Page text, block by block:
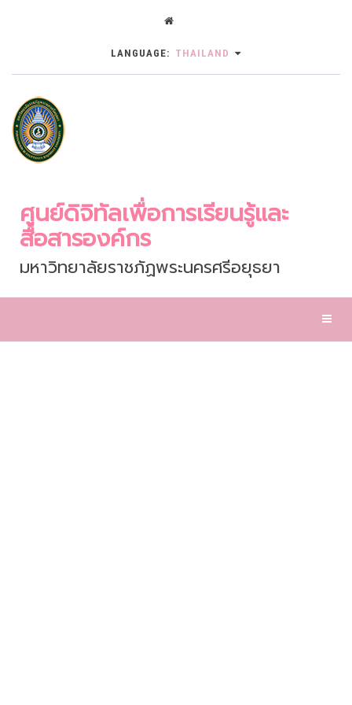
LANGUAGE: THAILAND
ศูนย์ดิจิทัลเพื่อการเรียนรู้และ
สื่อสารองค์กร
มหาวิทยาลัยราชภัฏพระนครศรีอยุธยา